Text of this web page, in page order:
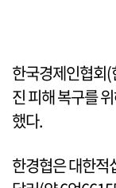
한국경제인협회
진 피해 복구를
했다.
한경협은 대한적